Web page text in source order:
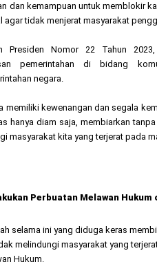
dan kemampuan untuk memblokir
agar tidak menjerat masyarakat
Presiden Nomor 22 Tahun
pemerintahan di bidang
negara.
memiliki kewenangan dan segala
hanya diam saja, membiarkan
masyarakat kita yang terjerat pada
Perbuatan Melawan
selama ini yang diduga keras
melindungi masyarakat yang
Hukum.